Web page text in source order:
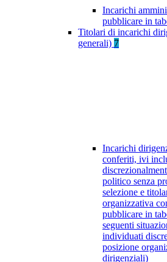
Incarichi
pubblicare in
Titolari di incarichi
generali) 7
Incarichi
conferiti, ivi
politico senza
selezione e
organizzativa
pubblicare in
seguenti
individuati
posizione
dirigenziali)